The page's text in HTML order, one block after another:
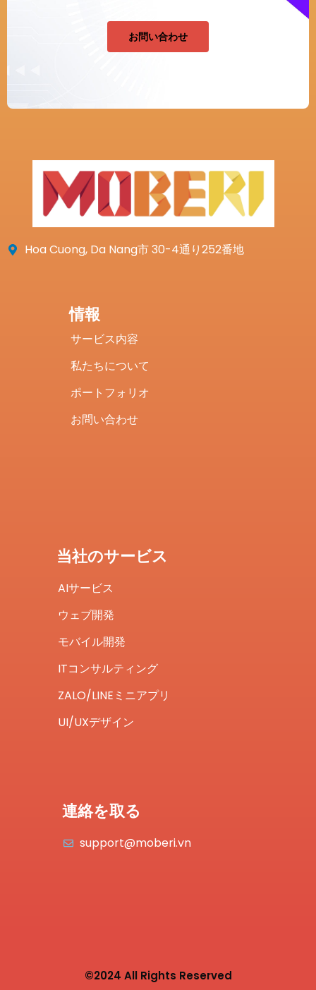
お問い合わせ
Hoa Cuong, Da Nang市 30-4通り252番地
情報
サービス内容
私たちについて
ポートフォリオ
お問い合わせ
当社のサービス
AIサービス
ウェブ開発
モバイル開発
ITコンサルティング
ZALO/LINEミニアプリ
UI/UXデザイン
連絡を取る
support@moberi.vn
©2024 All Rights Reserved